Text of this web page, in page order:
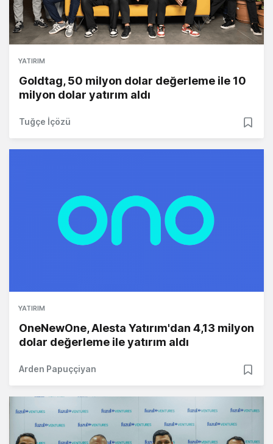
YATIRIM
Goldtag, 50 milyon dolar değerleme ile 10
milyon dolar yatırım aldı
Tuğçe İçözü
YATIRIM
OneNewOne, Alesta Yatırım'dan 4,13 milyon
dolar değerleme ile yatırım aldı
Arden Papuççiyan